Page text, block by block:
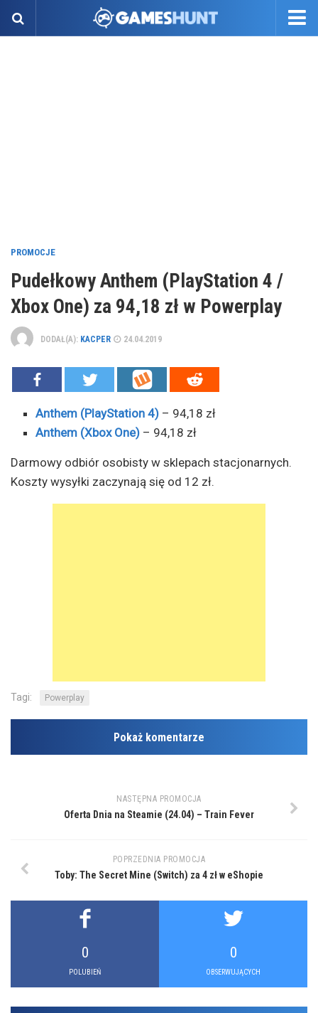
PROMOCJE
Pudełkowy Anthem (PlayStation 4 /
Xbox One) za 94,18 zł w Powerplay
DODAŁ(A): KACPER 24.04.2019
Anthem (PlayStation 4) – 94,18 zł
Anthem (Xbox One) – 94,18 zł
Darmowy odbiór osobisty w sklepach stacjonarnych.
Koszty wysyłki zaczynają się od 12 zł.
Tagi: Powerplay
Pokaż komentarze
NASTĘPNA PROMOCJA
Oferta Dnia na Steamie (24.04) – Train Fever
POPRZEDNIA PROMOCJA
Toby: The Secret Mine (Switch) za 4 zł w eShopie
0
POLUBIEŃ
0
OBSERWUJĄCYCH